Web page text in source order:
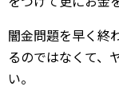
闇金問題を早く終
るのではなくて、
い。